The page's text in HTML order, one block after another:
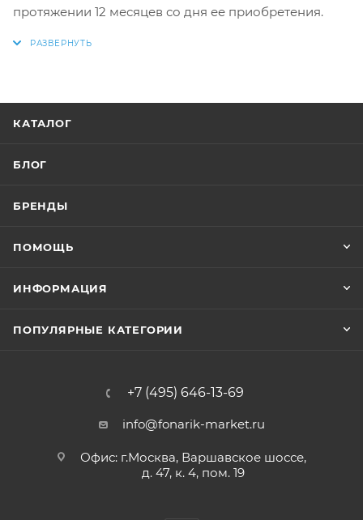
протяжении 12 месяцев со дня ее приобретения.
КАТАЛОГ
БЛОГ
БРЕНДЫ
ПОМОЩЬ
ИНФОРМАЦИЯ
ПОПУЛЯРНЫЕ КАТЕГОРИИ
+7 (495) 646-13-69
info@fonarik-market.ru
Офис: г.Москва, Варшавское шоссе,
д. 47, к. 4, пом. 19